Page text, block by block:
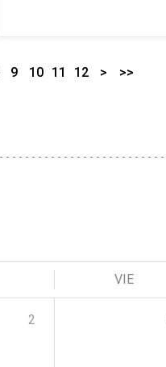
9 10 11 12 > >>
VIE
2